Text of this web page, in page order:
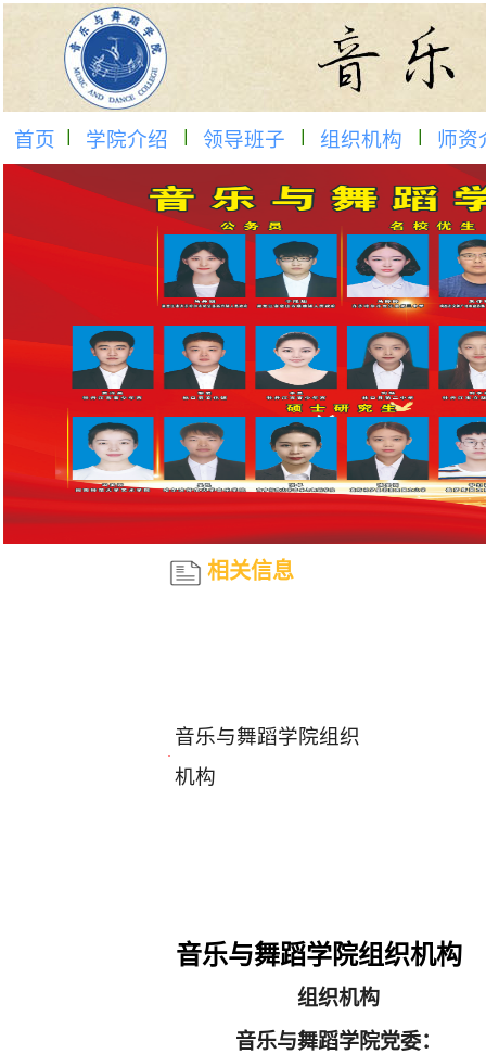
首页 学院介绍 领导班子 组织机构 师
相关信息
·
音乐与舞蹈学院组织
机构
音乐与舞蹈学院组织机构
组织机构
音乐与舞蹈学院党委：